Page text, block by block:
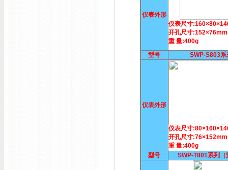
仪表外形
仪表尺寸
开孔尺寸:152×76mm
重 量:400g
型号
SWP-S803系
仪表外形
仪表尺寸
开孔尺寸:76×152mm
重 量:400g
型号
SWP-T801系列（